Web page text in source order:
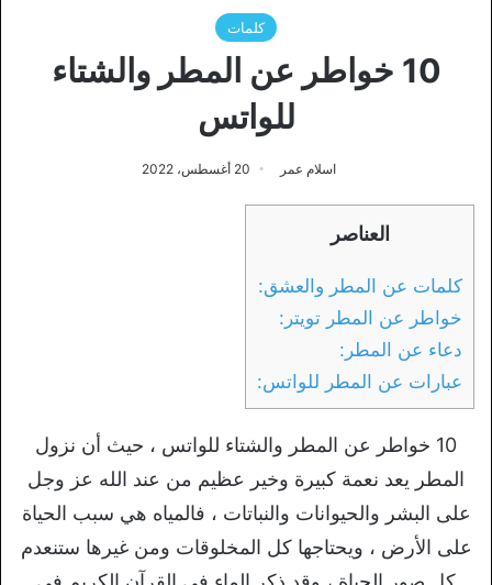
كلمات
10 خواطر عن المطر والشتاء
للواتس
اسلام عمر 20 أغسطس، 2022
العناصر
كلمات عن المطر والعشق:
خواطر عن المطر تويتر:
دعاء عن المطر:
عبارات عن المطر للواتس:
10 خواطر عن المطر والشتاء للواتس ، حيث أن نزول
المطر يعد نعمة كبيرة وخير عظيم من عند الله عز وجل
على البشر والحيوانات والنباتات ، فالمياه هي سبب الحياة
على الأرض ، ويحتاجها كل المخلوقات ومن غيرها ستنعدم